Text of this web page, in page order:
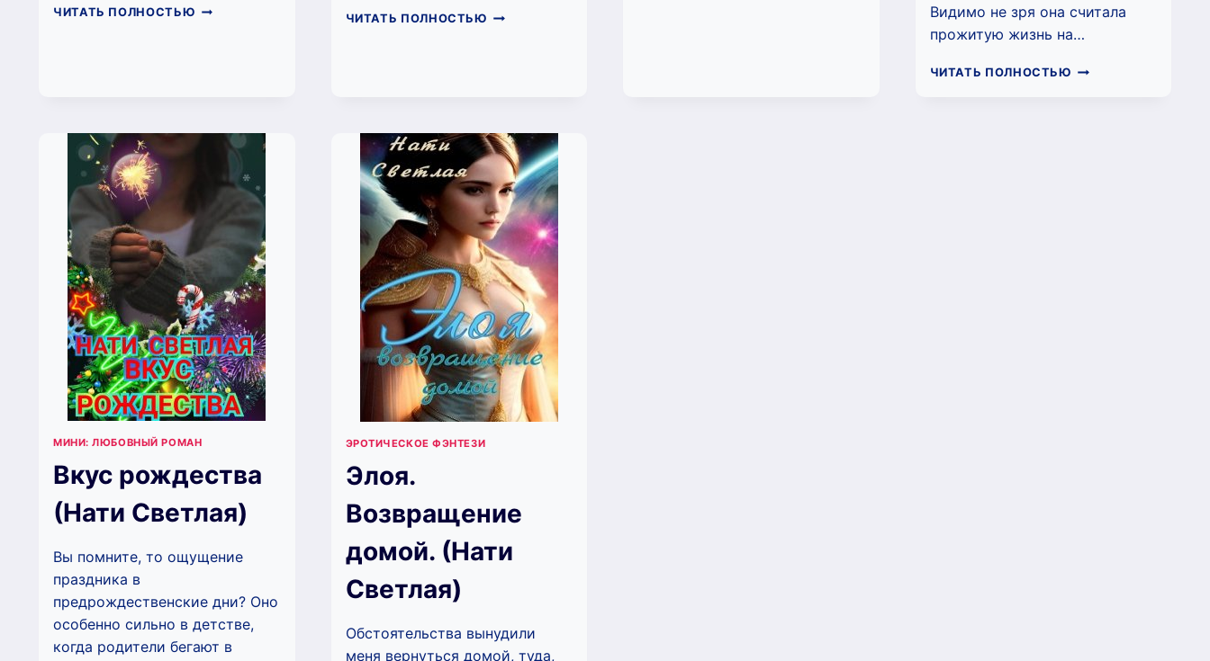
ЧИТАТЬ ПОЛНОСТЬЮ ЛЮБОВЬ
ЧИТАТЬ ПОЛНОСТЬЮ ЛЮБИМАЯ.
Видимо не зря она считала
прожитую жизнь на…
ЧИТАТЬ ПОЛНОСТЬЮ ПРИРУЧИТЬ
МИНИ: ЛЮБОВНЫЙ РОМАН
Вкус рождества
(Нати Светлая)
Вы помните, то ощущение
праздника в
предрождественские дни? Оно
особенно сильно в детстве,
когда родители бегают в
ЭРОТИЧЕСКОЕ ФЭНТЕЗИ
Элоя.
Возвращение
домой. (Нати
Светлая)
Обстоятельства вынудили
меня вернуться домой, туда,